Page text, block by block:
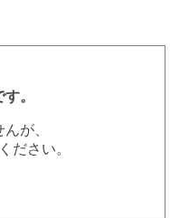
。
が、
ださい。